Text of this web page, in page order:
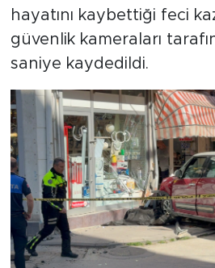
hayatını kaybettiği feci
güvenlik kameraları
saniye kaydedildi.